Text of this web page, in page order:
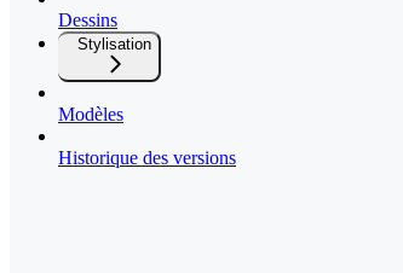
Dessins
Stylisation
Modèles
Historique des versions